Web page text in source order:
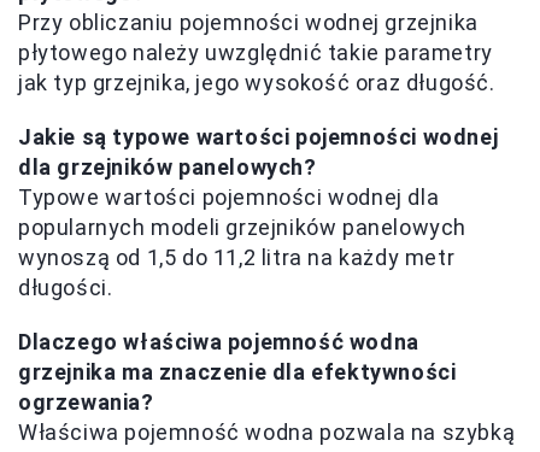
Przy obliczaniu pojemności wodnej grzejnika
płytowego należy uwzględnić takie parametry
jak typ grzejnika, jego wysokość oraz długość.
Jakie są typowe wartości pojemności wodnej
dla grzejników panelowych?
Typowe wartości pojemności wodnej dla
popularnych modeli grzejników panelowych
wynoszą od 1,5 do 11,2 litra na każdy metr
długości.
Dlaczego właściwa pojemność wodna
grzejnika ma znaczenie dla efektywności
ogrzewania?
Właściwa pojemność wodna pozwala na szybką